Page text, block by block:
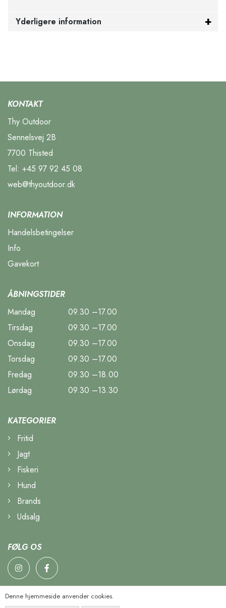
Yderligere information
KONTAKT
Thy Outdoor
Sennelsvej 2B
7700 Thisted
Tel: +45 97 92 45 08
web@thyoutdoor.dk
INFORMATION
Handelsbetingelser
Info
Gavekort
ÅBNINGSTIDER
Mandag
09.30 –17.00
Tirsdag
09.30 –17.00
Onsdag
09.30 –17.00
Torsdag
09.30 –17.00
Fredag
09.30 –18.00
Lørdag
09.30 –13.30
KATEGORIER
Fritid
Jagt
Fiskeri
Hund
Brands
Udsalg
FØLG OS
Denne hjemmeside anvender cookies.